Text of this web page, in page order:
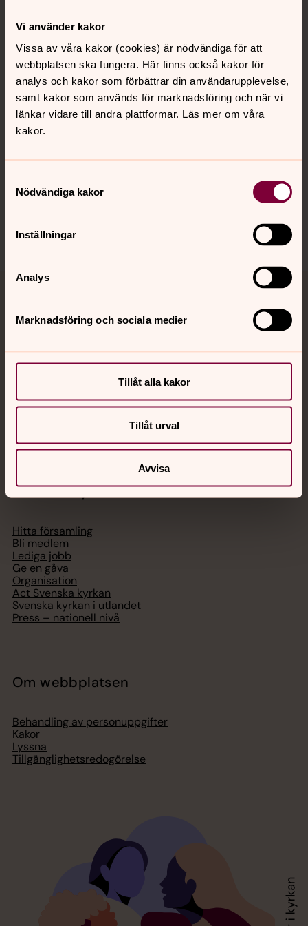
Vi använder kakor
Vissa av våra kakor (cookies) är nödvändiga för att
webbplatsen ska fungera. Här finns också kakor för
analys och kakor som förbättrar din användarupplevelse,
samt kakor som används för marknadsföring och när vi
länkar vidare till andra plattformar. Läs mer om våra
kakor.
Nödvändiga kakor
Inställningar
Analys
Marknadsföring och sociala medier
Tillåt alla kakor
Tillåt urval
Avvisa
Kontakt
Kalender
Sociala kanaler
Akut samtals- och krisstöd. Prata eller chatta anonymt
med en präst på kvällar och nätter.
Digitalt brev
Svenska kyrkan
Hitta församling
Bli medlem
Lediga jobb
Ge en gåva
Organisation
Act Svenska kyrkan
Svenska kyrkan i utlandet
Press – nationell nivå
Om webbplatsen
Behandling av personuppgifter
Kakor
Lyssna
Tillgänglighetsredogörelse